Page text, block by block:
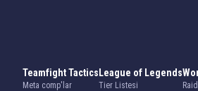
Teamfight Tactics
Meta comp'lar
League of Legends
Tier Listesi